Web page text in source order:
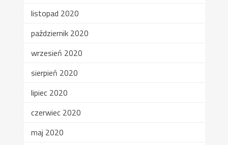
listopad 2020
październik 2020
wrzesień 2020
sierpień 2020
lipiec 2020
czerwiec 2020
maj 2020